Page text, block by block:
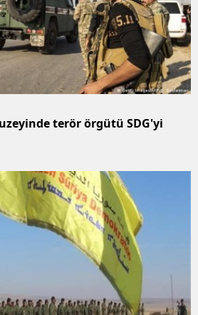
terör örgütü SDG'yi